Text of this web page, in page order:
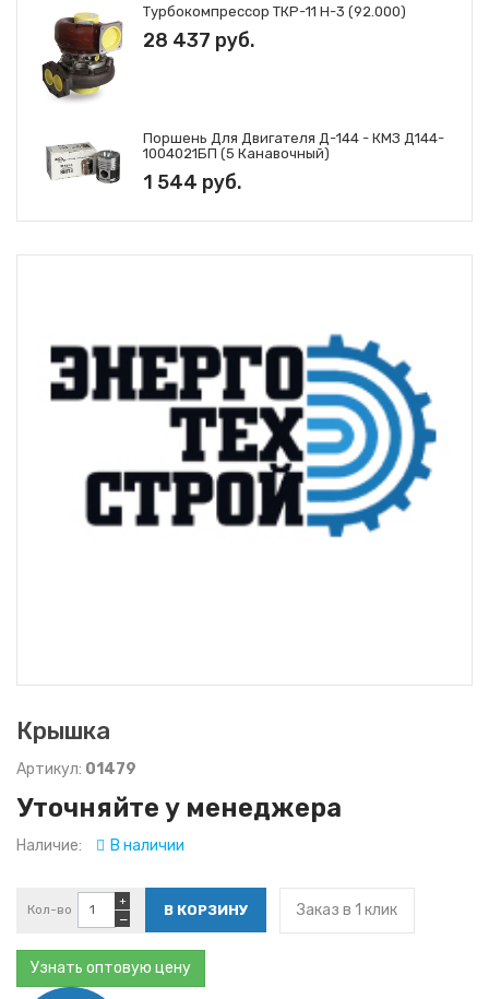
Турбокомпрессор ТКР-11 Н-3 (92.000)
28 437 руб.
Поршень Для Двигателя Д-144 - КМЗ Д144-
1004021БП (5 Канавочный)
1 544 руб.
Крышка
Артикул: 01479
Уточняйте у менеджера
Наличие: В наличии
Кол-во
−
+ Заказ в 1 клик
Узнать оптовую цену